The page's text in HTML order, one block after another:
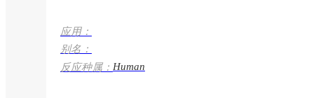
应用：
别名：
反应种属： Human